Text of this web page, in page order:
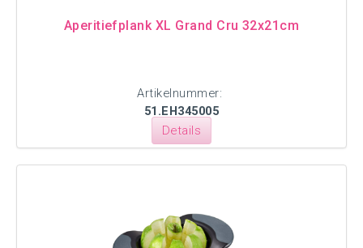
Aperitiefplank XL Grand Cru 32x21cm
Artikelnummer:
51.EH345005
Details